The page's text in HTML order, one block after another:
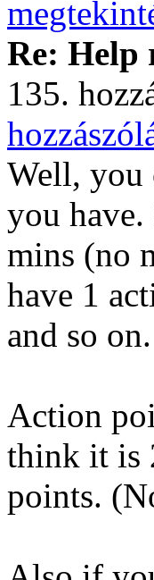
Re: Help
135.
Well, you
you
mins (no
have 1
and so on.
Action
think it is
points.